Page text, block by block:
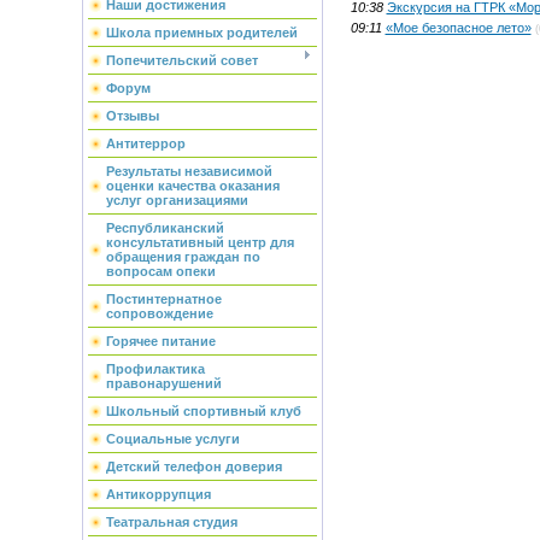
Наши достижения
Школа приемных родителей
Попечительский совет
Форум
Отзывы
Антитеррор
Результаты независимой
оценки качества оказания
услуг организациями
Республиканский
консультативный центр для
обращения граждан по
вопросам опеки
Постинтернатное
сопровождение
Горячее питание
Профилактика
правонарушений
Школьный спортивный клуб
Социальные услуги
Детский телефон доверия
Антикоррупция
Театральная студия
10:38 Экскурсия на ГТРК
09:11 «Мое безопасное лето»